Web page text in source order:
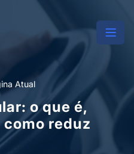
Atual
o que é,
reduz